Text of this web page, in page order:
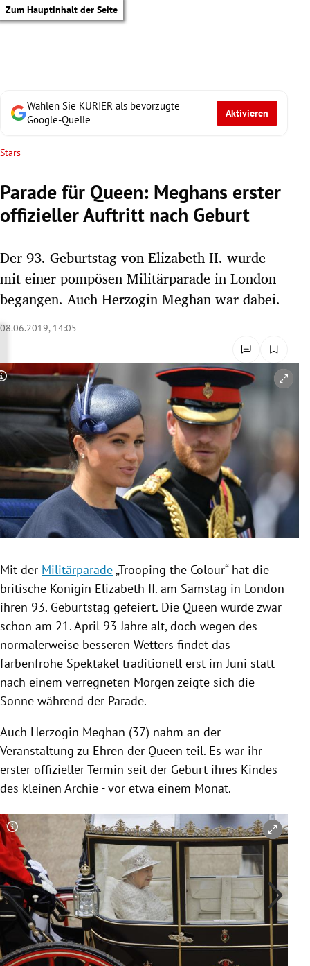
Zum Hauptinhalt der Seite
Untermenü
Untermenü
Untermenü
Untermenü
Untermenü
Untermenü
Untermenü
Untermenü
Wählen Sie KURIER als bevorzugte
Google-Quelle
Aktivieren
Stars
Parade für Queen: Meghans erster
offizieller Auftritt nach Geburt
Der 93. Geburtstag von Elizabeth II. wurde
mit einer pompösen Militärparade in London
begangen. Auch Herzogin Meghan war dabei.
08.06.2019, 14:05
Copyright-Hinweis öffnen/schließen
Mit der Militärparade„Trooping the Colour“ hat die
britische Königin Elizabeth II. am Samstag in London
ihren 93. Geburtstag gefeiert. Die Queen wurde zwar
schon am 21. April 93 Jahre alt, doch wegen des
normalerweise besseren Wetters findet das
farbenfrohe Spektakel traditionell erst im Juni statt -
nach einem verregneten Morgen zeigte sich die
Sonne während der Parade.
Auch Herzogin Meghan (37) nahm an der
Veranstaltung zu Ehren der Queen teil. Es war ihr
erster offizieller Termin seit der Geburt ihres Kindes -
des kleinen Archie - vor etwa einem Monat.
Copyright-Hinweis öffnen/schließen